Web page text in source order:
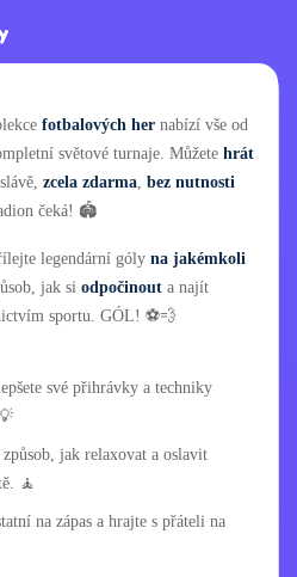
fotbalových her nabízí vše od
světové turnaje. Můžete hrát
zcela zdarma bez nutnosti
čeká! 🏟️
legendární góly na jakémkoli
jak si odpočinout a najít
sportu. GÓL! ⚽💨
své přihrávky a techniky
jak relaxovat a oslavit
🧘
na zápas a hrajte s přáteli na